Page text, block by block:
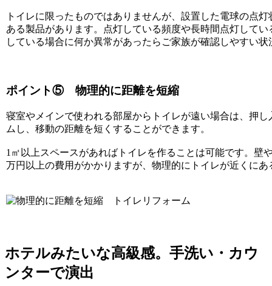
トイレに限ったものではありませんが、設置した電球の点
ある製品があります。点灯している頻度や長時間点灯して
している場合に何か異常があったらご家族が確認しやすい
ポイント⑤ 物理的に距離を短縮
寝室やメインで使われる部屋からトイレが遠い場合は、押
ムし、移動の距離を短くすることができます。
1㎡以上スペースがあればトイレを作ることは可能です。壁
万円以上の費用がかかりますが、物理的にトイレが近くに
ホテルみたいな高級感。手洗い・カウ
ンターで演出